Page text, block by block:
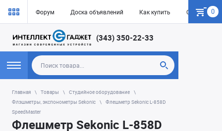
Форум Доска объявлений Как купить СКИДКИ, 0
(343) 350-22-33
Главная Товары
Студийное оборудование
Флэшметры, экспонометры Sekonic
Флешметр Sekonic L-858D
SpeedMaster
Флешметр Sekonic L-858D